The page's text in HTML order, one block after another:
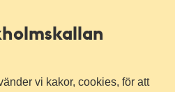
vi kakor, cookies, för att